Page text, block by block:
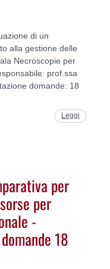
di un
alla gestione delle
Necroscopie per
prof.ssa
domande: 18
Leggi
per
per
-
18